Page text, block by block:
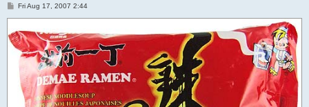
P
t
Fri Aug 17, 2007 2:44